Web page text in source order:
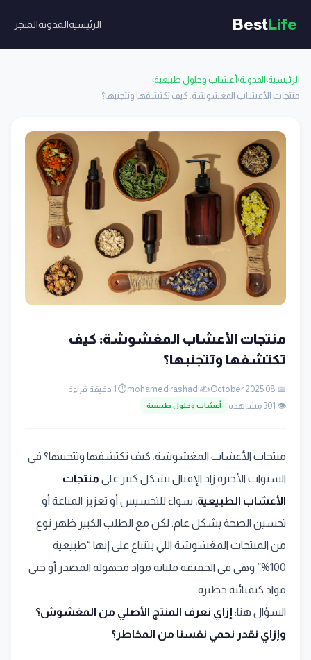
BestLife الرئيسيةالمدونةالمتجر
الرئيسية›المدونة›أعشاب وحلول طبيعية›
منتجات الأعشاب المغشوشة: كيف تكتشفها وتتجنبها؟
منتجات الأعشاب المغشوشة: كيف
تكتشفها وتتجنبها؟
📅 08 October 2025
✍️ mohamed rashad
⏱️ 1 دقيقة قراءة
👁️ 301 مشاهدة
أعشاب وحلول طبيعية
منتجات الأعشاب المغشوشة: كيف تكتشفها وتتجنبها؟ في
السنوات الأخيرة زاد الإقبال بشكل كبير على منتجات
الأعشاب الطبيعية، سواء للتخسيس أو تعزيز المناعة أو
تحسين الصحة بشكل عام. لكن مع الطلب الكبير ظهر نوع
من المنتجات المغشوشة اللي بتتباع على إنها “طبيعية
100%” وهي في الحقيقة مليانة مواد مجهولة المصدر أو حتى
مواد كيميائية خطيرة.
السؤال هنا: إزاي نعرف المنتج الأصلي من المغشوش؟
وإزاي نقدر نحمي نفسنا من المخاطر؟